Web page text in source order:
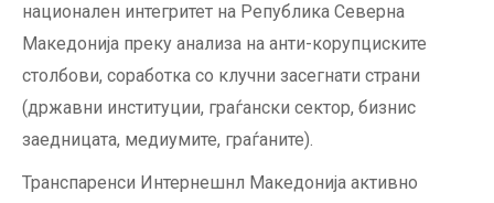
национален интегритет на Република Северна
Македонија преку анализа на анти-корупциските
столбови, соработка со клучни засегнати страни
(државни институции, граѓански сектор, бизнис
заедницата, медиумите, граѓаните).
Транспаренси Интернешнл Македонија активно